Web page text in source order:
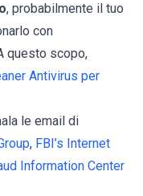
, probabilmente il tuo
con
questo scopo,
Antivirus per
le email di
, FBI’s Internet
Information Center